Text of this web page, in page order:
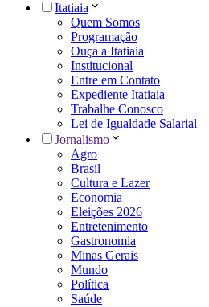
Itatiaia
Quem Somos
Programação
Ouça a Itatiaia
Institucional
Entre em Contato
Expediente Itatiaia
Trabalhe Conosco
Lei de Igualdade Salarial
Jornalismo
Agro
Brasil
Cultura e Lazer
Economia
Eleições 2026
Entretenimento
Gastronomia
Minas Gerais
Mundo
Política
Saúde